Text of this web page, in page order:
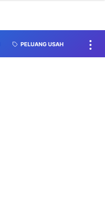
PELUANG USAH